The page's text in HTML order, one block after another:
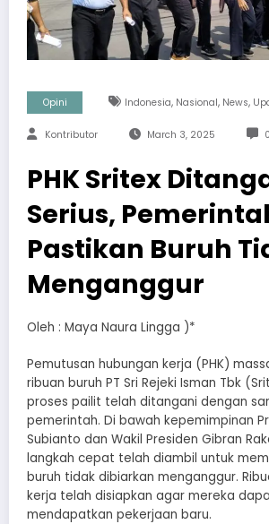
Opini Indonesia, Nasional, News,
Kontributor March 3, 2025
PHK Sritex
Serius,
Pastikan Buruh
Menganggur
Oleh : Maya Naura Lingga )*
Pemutusan hubungan kerja (PHK)
ribuan buruh PT Sri Rejeki Isman Tbk
proses pailit telah ditangani dengan
pemerintah. Di bawah kepemimpinan
Subianto dan Wakil Presiden Gibran
langkah cepat telah diambil untuk
buruh tidak dibiarkan menganggur.
kerja telah disiapkan agar mereka
mendapatkan pekerjaan baru.